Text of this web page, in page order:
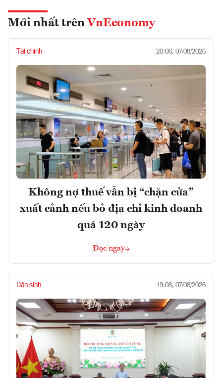
Mới nhất trên VnEconomy
Tài chính 20:06, 07/08/2026
Không nợ thuế vẫn bị “chặn cửa”
xuất cảnh nếu bỏ địa chỉ kinh doanh
quá 120 ngày
Đọc ngay
Dân sinh 19:08, 07/08/2026